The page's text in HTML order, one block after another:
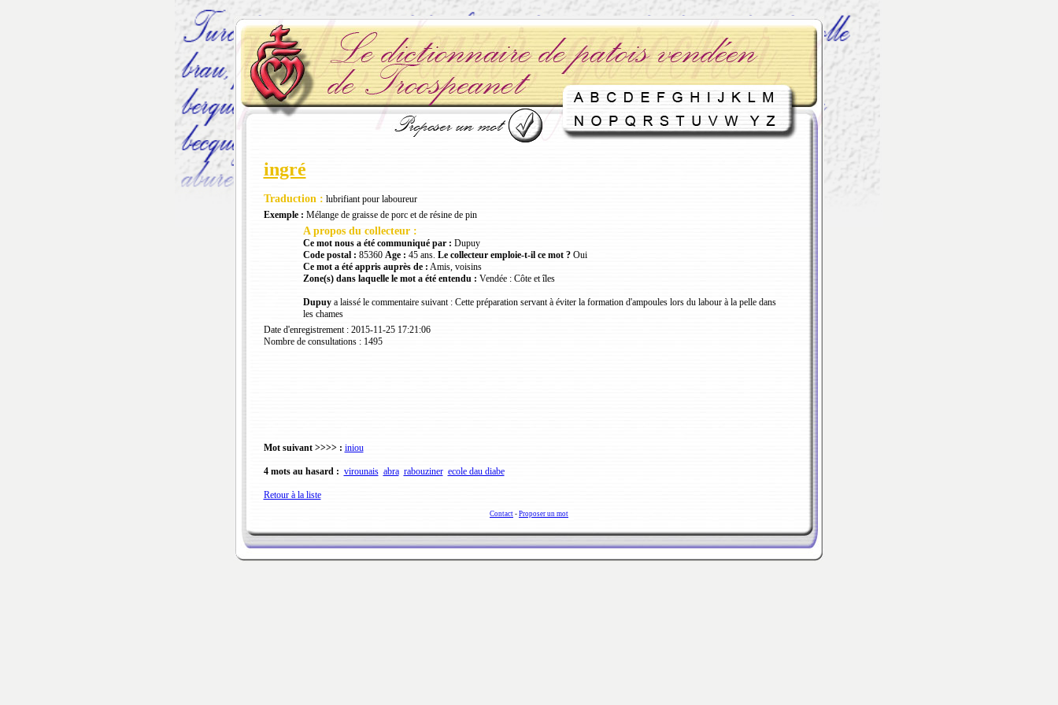
ingré
Traduction : lubrifiant pour laboureur
Exemple : Mélange de graisse de porc et de résine de pin
A propos du collecteur :
Ce mot nous a été communiqué par : Dupuy
Code postal : 85360 Age : 45 ans. Le collecteur emploie-t-il ce mot ?Oui
Ce mot a été appris auprès de : Amis, voisins
Zone(s) dans laquelle le mot a été entendu : Vendée : Côte et îles
Dupuy a laissé le commentaire suivant : Cette préparation servant à éviter la formation d'ampoules lors du labour à la pelle dans
les chames
Date d'enregistrement : 2015-11-25 17:21:06
Nombre de consultations : 1495
Mot suivant >>>> : iniou
4 mots au hasard : virounais abra rabouziner ecole dau diabe
Retour à la liste
Contact - Proposer un mot